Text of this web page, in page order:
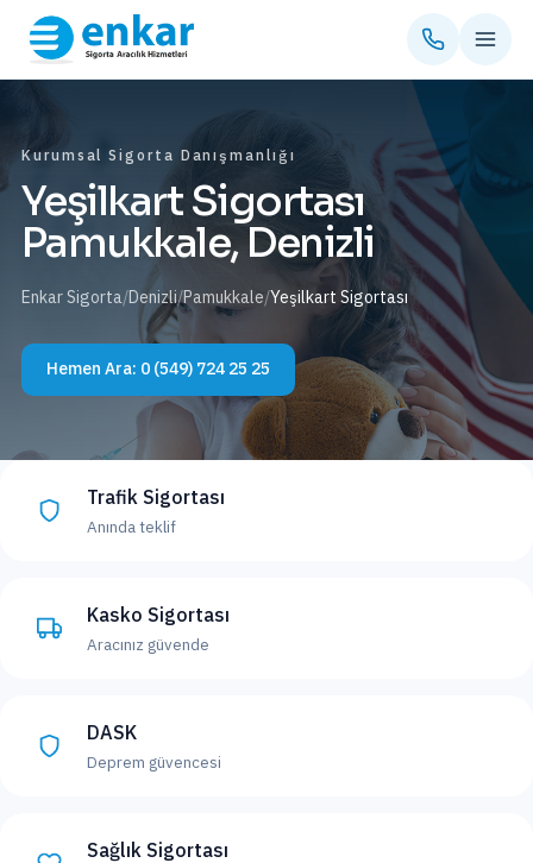
Kurumsal Sigorta Danışmanlığı
Yeşilkart Sigortası
Pamukkale, Denizli
Enkar Sigorta/Denizli/Pamukkale/Yeşilkart Sigortası
Hemen Ara: 0 (549) 724 25 25
Trafik Sigortası
Anında teklif
Kasko Sigortası
Aracınız güvende
DASK
Deprem güvencesi
Sağlık Sigortası